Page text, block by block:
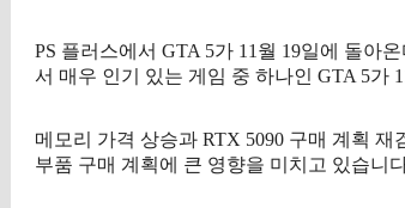
PS 플러스에서 GTA 5가 11월 19일에 돌아
서 매우 인기 있는 게임 중 하나인 GTA 5가
메모리 가격 상승과 RTX 5090 구매 계획
부품 구매 계획에 큰 영향을 미치고 있습